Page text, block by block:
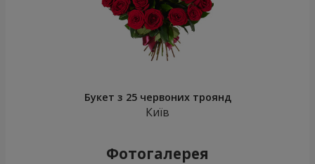
Букет з 25 червоних троянд
Київ
Фотогалерея